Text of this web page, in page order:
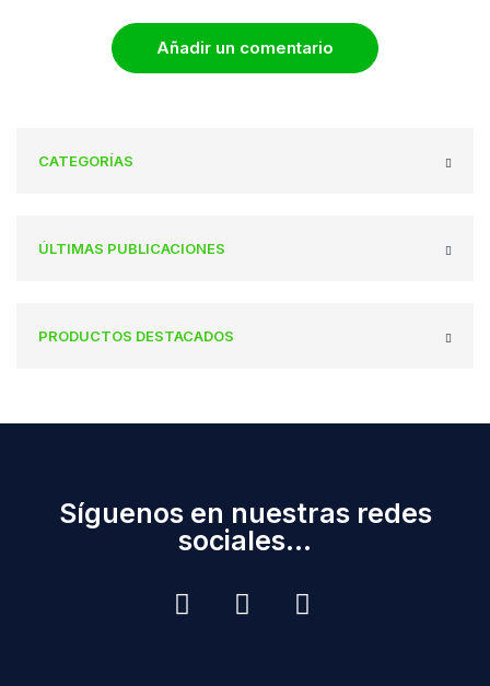
Añadir un comentario
CATEGORÍAS
ÚLTIMAS PUBLICACIONES
PRODUCTOS DESTACADOS
Síguenos en nuestras redes
sociales...